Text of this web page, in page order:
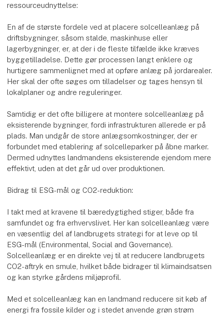
ressourceudnyttelse:
En af de største fordele ved at placere solcelleanlæg på
driftsbygninger, såsom stalde, maskinhuse eller
lagerbygninger, er, at der i de fleste tilfælde ikke kræves
byggetilladelse. Dette gør processen langt enklere og
hurtigere sammenlignet med at opføre anlæg på jordarealer.
Her skal der ofte søges om tilladelser og tages hensyn til
lokalplaner og andre reguleringer.
Samtidig er det ofte billigere at montere solcelleanlæg på
eksisterende bygninger, fordi infrastrukturen allerede er på
plads. Man undgår de store anlægsomkostninger, der er
forbundet med etablering af solcelleparker på åbne marker.
Dermed udnyttes landmandens eksisterende ejendom mere
effektivt, uden at det går ud over produktionen.
Bidrag til ESG-mål og CO2-reduktion:
I takt med at kravene til bæredygtighed stiger, både fra
samfundet og fra erhvervslivet. Her kan solcelleanlæg være
en væsentlig del af landbrugets strategi for at leve op til
ESG-mål (Environmental, Social and Governance).
Solcelleanlæg er en direkte vej til at reducere landbrugets
CO2-aftryk en smule, hvilket både bidrager til klimaindsatsen
og kan styrke gårdens miljøprofil.
Med et solcelleanlæg kan en landmand reducere sit køb af
energi fra fossile kilder og i stedet anvende grøn strøm